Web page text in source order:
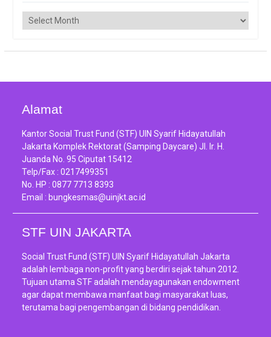
Arsip
Alamat
Kantor Social Trust Fund (STF) UIN Syarif Hidayatullah
Jakarta Komplek Rektorat (Samping Daycare) Jl. Ir. H.
Juanda No. 95 Ciputat 15412
Telp/Fax :0217499351
No. HP :0877 7713 8393
Email : bungkesmas@uinjkt.ac.id
STF UIN JAKARTA
Social Trust Fund (STF) UIN Syarif Hidayatullah Jakarta
adalah lembaga non-profit yang berdiri sejak tahun 2012.
Tujuan utama STF adalah mendayagunakan endowment
agar dapat membawa manfaat bagi masyarakat luas,
terutama bagi pengembangan di bidang pendidikan.